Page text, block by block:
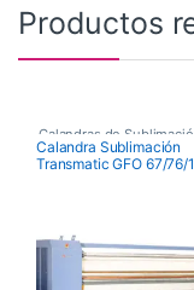
Productos
Calandras de
Calandras de
Calandra Sublimación
Transmatic GFO 67/76/